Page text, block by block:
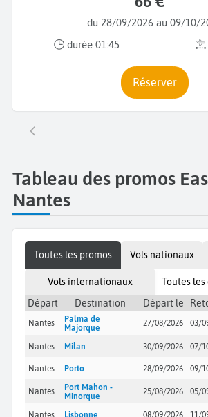
du 28/09/2026 au 09/10/
durée 01:45
Réserver
Tableau des promos
Nantes
Toutes les promos Vols nationaux
Vols internationaux
Départ
Destination Départ le
Nantes
Palma de
Majorque
27/08/2026 03/
Nantes Milan 30/09/2026 07/
Nantes Porto 28/09/2026 09/
Nantes
Port Mahon -
Minorque
25/08/2026 05/
Nantes Lisbonne 08/09/2026 11/